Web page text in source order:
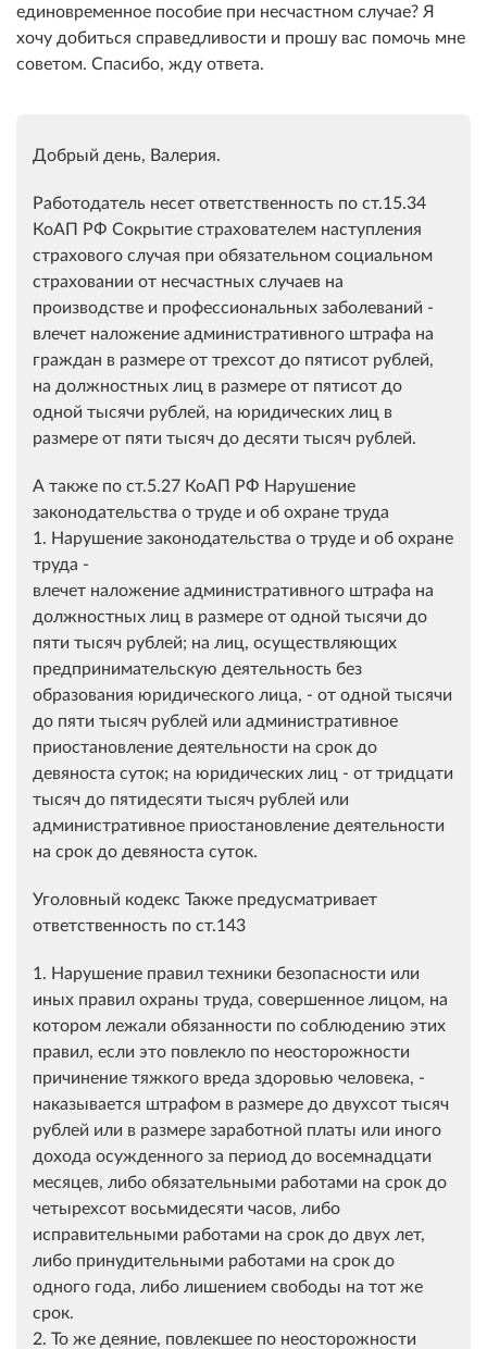
единовременное пособие при несчастном случае? Я
хочу добиться справедливости и прошу вас помочь мне
советом. Спасибо, жду ответа.
Добрый день, Валерия.
Работодатель несет ответственность по ст.15.34
КоАП РФ Сокрытие страхователем наступления
страхового случая при обязательном социальном
страховании от несчастных случаев на
производстве и профессиональных заболеваний -
влечет наложение административного штрафа на
граждан в размере от трехсот до пятисот рублей,
на должностных лиц в размере от пятисот до
одной тысячи рублей, на юридических лиц в
размере от пяти тысяч до десяти тысяч рублей.
А также по ст.5.27 КоАП РФ Нарушение
законодательства о труде и об охране труда
1. Нарушение законодательства о труде и об охране
труда -
влечет наложение административного штрафа на
должностных лиц в размере от одной тысячи до
пяти тысяч рублей; на лиц, осуществляющих
предпринимательскую деятельность без
образования юридического лица, - от одной тысячи
до пяти тысяч рублей или административное
приостановление деятельности на срок до
девяноста суток; на юридических лиц - от тридцати
тысяч до пятидесяти тысяч рублей или
административное приостановление деятельности
на срок до девяноста суток.
Уголовный кодекс Также предусматривает
ответственность по ст.143
1. Нарушение правил техники безопасности или
иных правил охраны труда, совершенное лицом, на
котором лежали обязанности по соблюдению этих
правил, если это повлекло по неосторожности
причинение тяжкого вреда здоровью человека, -
наказывается штрафом в размере до двухсот тысяч
рублей или в размере заработной платы или иного
дохода осужденного за период до восемнадцати
месяцев, либо обязательными работами на срок до
четырехсот восьмидесяти часов, либо
исправительными работами на срок до двух лет,
либо принудительными работами на срок до
одного года, либо лишением свободы на тот же
срок.
2. То же деяние, повлекшее по неосторожности